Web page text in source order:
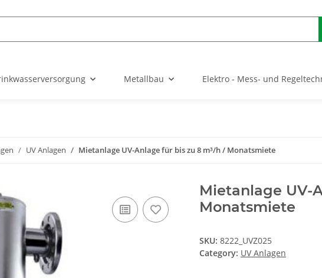
Metallbau Elektro - Mess- und
UV Anlagen Mietanlage UV-Anlage für bis zu 8 m³/h / Monatsmiete
Mietanlage UV-
Monatsmiete
SKU: 8222_UVZ025
Category: UV Anlagen